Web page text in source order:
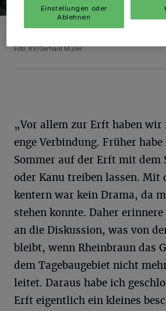
So wie viele andere Grevenbroicher macht
Foto: KV/Gerhard Müller
„Vor allem zur Erft haben
enge Verbindung. Früher
Sommer auf der Erft mit dem
oder Kanu treiben lassen. Mit
kentern war kein Drama, da
stehen konnte. Daher
an die Diskussion, was von
bleibt, wenn Rheinbraun das
dem Tagebaugebiet nicht
leitet. Daraus habe ich
Erft eigentlich ein kleines
Einstellungen oder
Ablehnen